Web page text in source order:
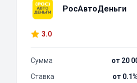
РосАвтоДеньги
3.0
Сумма
от 20
Ставка
от